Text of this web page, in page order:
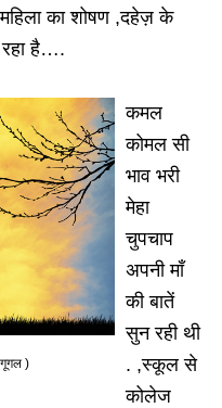
महिला का शोषण ,दहेज़ के
रहा है….
गूगल )
कमल
कोमल सी
भाव भरी
मेहा
चुपचाप
अपनी माँ
की बातें
सुन रही थी
. ,स्कूल से
कोलेज